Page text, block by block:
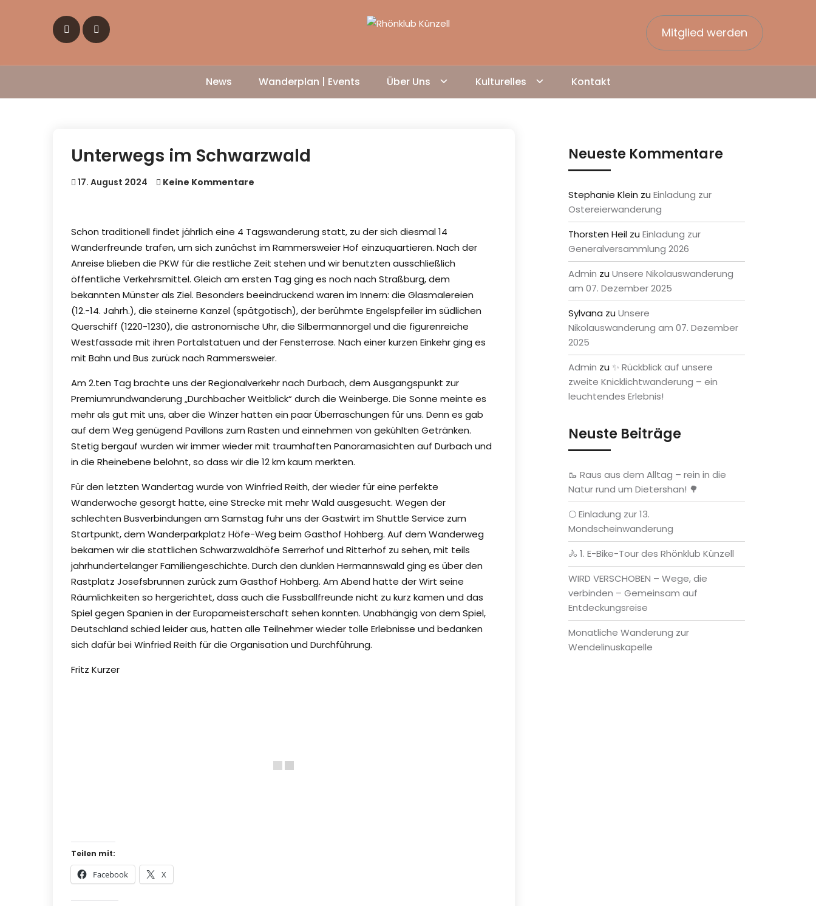
Mitglied werden
News Wanderplan | Events Über Uns Kulturelles Kontakt
Unterwegs im Schwarzwald
17. August 2024 Keine Kommentare
Schon traditionell findet jährlich eine 4 Tagswanderung statt, zu der sich diesmal 14
Wanderfreunde trafen, um sich zunächst im Rammersweier Hof einzuquartieren. Nach der
Anreise blieben die PKW für die restliche Zeit stehen und wir benutzten ausschließlich
öffentliche Verkehrsmittel. Gleich am ersten Tag ging es noch nach Straßburg, dem
bekannten Münster als Ziel. Besonders beeindruckend waren im Innern: die Glasmalereien
(12.-14. Jahrh.), die steinerne Kanzel (spätgotisch), der berühmte Engelspfeiler im südlichen
Querschiff (1220-1230), die astronomische Uhr, die Silbermannorgel und die figurenreiche
Westfassade mit ihren Portalstatuen und der Fensterrose. Nach einer kurzen Einkehr ging es
mit Bahn und Bus zurück nach Rammersweier.
Am 2.ten Tag brachte uns der Regionalverkehr nach Durbach, dem Ausgangspunkt zur
Premiumrundwanderung „Durchbacher Weitblick“ durch die Weinberge. Die Sonne meinte es
mehr als gut mit uns, aber die Winzer hatten ein paar Überraschungen für uns. Denn es gab
auf dem Weg genügend Pavillons zum Rasten und einnehmen von gekühlten Getränken.
Stetig bergauf wurden wir immer wieder mit traumhaften Panoramasichten auf Durbach und
in die Rheinebene belohnt, so dass wir die 12 km kaum merkten.
Für den letzten Wandertag wurde von Winfried Reith, der wieder für eine perfekte
Wanderwoche gesorgt hatte, eine Strecke mit mehr Wald ausgesucht. Wegen der
schlechten Busverbindungen am Samstag fuhr uns der Gastwirt im Shuttle Service zum
Startpunkt, dem Wanderparkplatz Höfe-Weg beim Gasthof Hohberg. Auf dem Wanderweg
bekamen wir die stattlichen Schwarzwaldhöfe Serrerhof und Ritterhof zu sehen, mit teils
jahrhundertelanger Familiengeschichte. Durch den dunklen Hermannswald ging es über den
Rastplatz Josefsbrunnen zurück zum Gasthof Hohberg. Am Abend hatte der Wirt seine
Räumlichkeiten so hergerichtet, dass auch die Fussballfreunde nicht zu kurz kamen und das
Spiel gegen Spanien in der Europameisterschaft sehen konnten. Unabhängig von dem Spiel,
Deutschland schied leider aus, hatten alle Teilnehmer wieder tolle Erlebnisse und bedanken
sich dafür bei Winfried Reith für die Organisation und Durchführung.
Fritz Kurzer
Teilen mit:
Facebook X
Neueste Kommentare
Stephanie Klein zu Einladung zur
Ostereierwanderung
Thorsten Heil zu Einladung zur
Generalversammlung 2026
Admin zu Unsere Nikolauswanderung
am 07. Dezember 2025
Sylvana zu Unsere
Nikolauswanderung am 07. Dezember
2025
Admin zu ✨ Rückblick auf unsere
zweite Knicklichtwanderung – ein
leuchtendes Erlebnis!
Neuste Beiträge
🥾 Raus aus dem Alltag – rein in die
Natur rund um Dietershan! 🌳
🌕 Einladung zur 13.
Mondscheinwanderung
🚴 1. E-Bike-Tour des Rhönklub Künzell
WIRD VERSCHOBEN – Wege, die
verbinden – Gemeinsam auf
Entdeckungsreise
Monatliche Wanderung zur
Wendelinuskapelle